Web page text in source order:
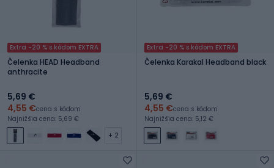
Extra -20 % s kódom EXTRA
Čelenka HEAD Headband
anthracite
5,69 €
4,55 €cena s kódom
Najnižšia cena: 5,69 €
+ 2
Extra -20 % s kódom EXTRA
Čelenka Karakal Headband black
5,69 €
4,55 €cena s kódom
Najnižšia cena: 5,12 €